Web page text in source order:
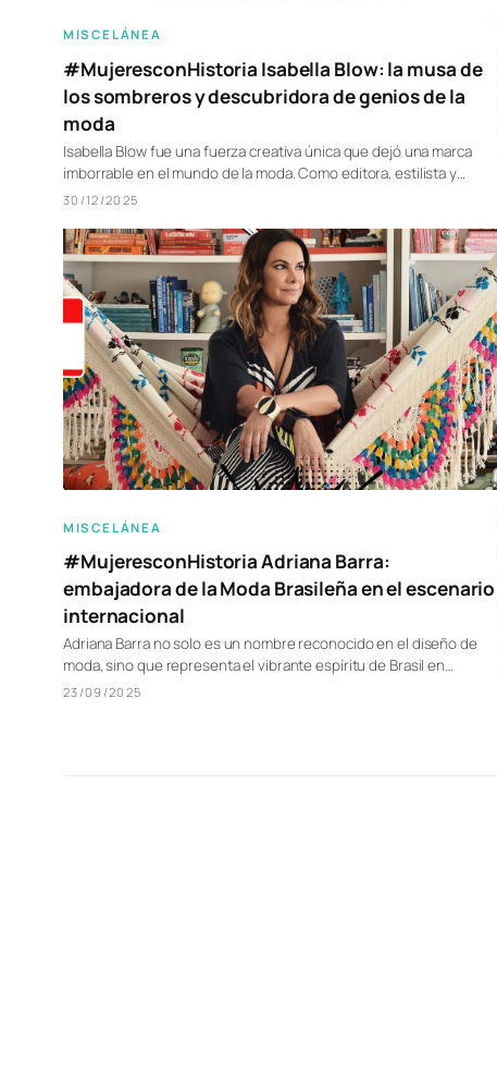
MISCELÁNEA
#MujeresconHistoria Isabella Blow: la musa de
los sombreros y descubridora de genios de la
moda
Isabella Blow fue una fuerza creativa única que dejó una marca
imborrable en el mundo de la moda. Como editora, estilista y…
30/12/2025
MISCELÁNEA
#MujeresconHistoria Adriana Barra:
embajadora de la Moda Brasileña en el escenario
internacional
Adriana Barra no solo es un nombre reconocido en el diseño de
moda, sino que representa el vibrante espíritu de Brasil en…
23/09/2025